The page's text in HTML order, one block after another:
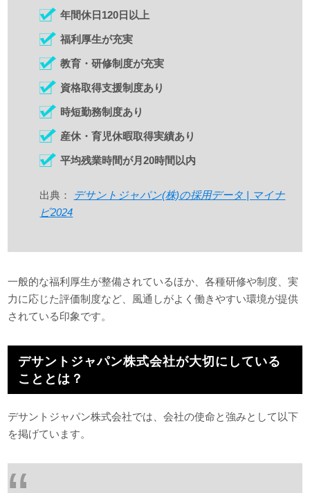
年間休日120日以上
福利厚生が充実
教育・研修制度が充実
資格取得支援制度あり
時短勤務制度あり
産休・育児休暇取得実績あり
平均残業時間が月20時間以内
出典：
デサントジャパン(株)の採用データ | マイナ
ビ2024
一般的な福利厚生が整備されているほか、各種研修や制度、実
力に応じた評価制度など、風通しがよく働きやすい環境が提供
されている印象です。
デサントジャパン株式会社が大切にしている
こととは？
デサントジャパン株式会社では、会社の使命と強みとして以下
を掲げています。